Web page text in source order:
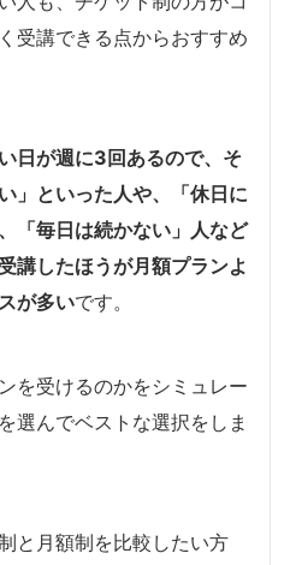
受講できる点からおすすめ
日が週に3回あるので、そ
」といった人や、「休日に
「毎日は続かない」人など
講したほうが月額プランよ
が多いです。
を受けるのかをシミュレー
選んでベストな選択をしま
と月額制を比較したい方